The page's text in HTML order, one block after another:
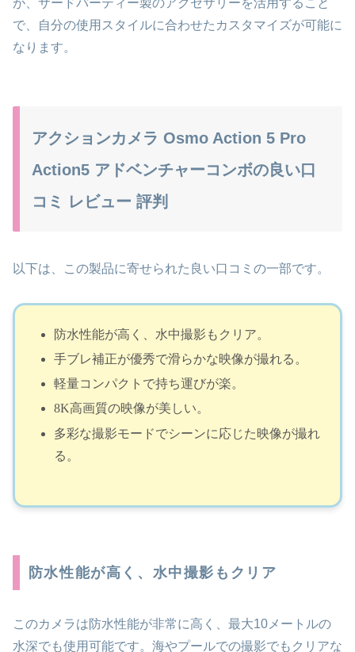
が、サードパーティー製のアクセサリーを活用すること
で、自分の使用スタイルに合わせたカスタマイズが可能に
なります。
アクションカメラ Osmo Action 5 Pro
Action5 アドベンチャーコンボの良い口
コミ レビュー 評判
以下は、この製品に寄せられた良い口コミの一部です。
防水性能が高く、水中撮影もクリア。
手ブレ補正が優秀で滑らかな映像が撮れる。
軽量コンパクトで持ち運びが楽。
8K高画質の映像が美しい。
多彩な撮影モードでシーンに応じた映像が撮れ
る。
防水性能が高く、水中撮影もクリア
このカメラは防水性能が非常に高く、最大10メートルの
水深でも使用可能です。海やプールでの撮影でもクリアな